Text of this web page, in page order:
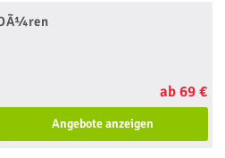
ab 69 €
Angebote anzeigen